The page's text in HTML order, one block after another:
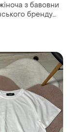
з бавовни
бренду
розмір 12